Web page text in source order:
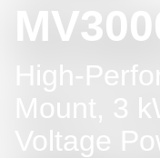
High-
Mount, 3
Voltage